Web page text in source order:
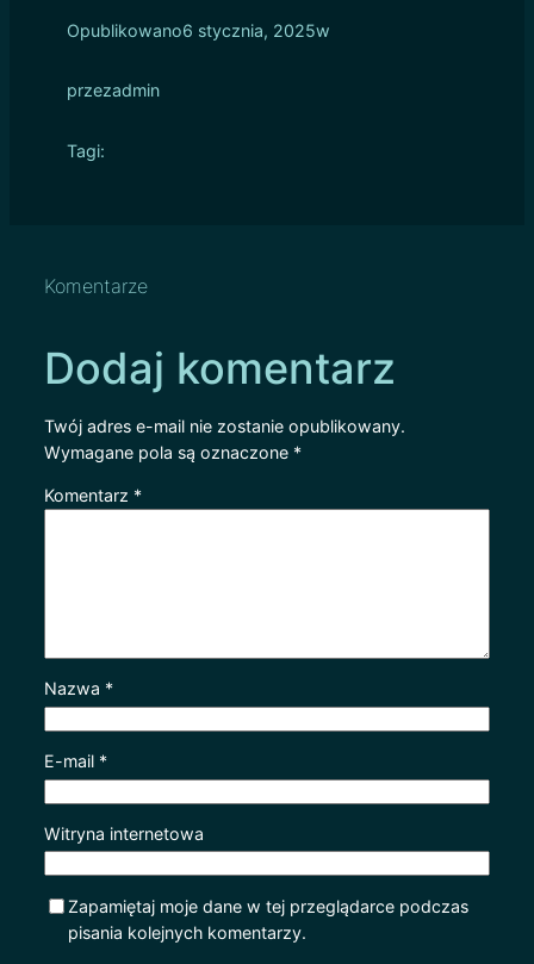
Opublikowano6 stycznia, 2025w
przezadmin
Tagi:
Komentarze
Dodaj komentarz
Twój adres e-mail nie zostanie opublikowany.
Wymagane pola są oznaczone *
Komentarz *
Nazwa *
E-mail *
Witryna internetowa
Zapamiętaj moje dane w tej przeglądarce podczas
pisania kolejnych komentarzy.